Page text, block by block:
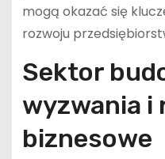
mogą okazać się
rozwoju
Sektor
wyzwania i
biznesowe